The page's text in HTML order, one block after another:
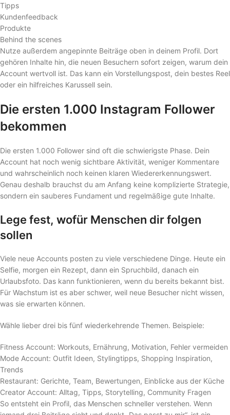
Tipps
Kundenfeedback
Produkte
Behind the scenes
Nutze außerdem angepinnte Beiträge oben in deinem Profil. Dort
gehören Inhalte hin, die neuen Besuchern sofort zeigen, warum dein
Account wertvoll ist. Das kann ein Vorstellungspost, dein bestes Reel
oder ein hilfreiches Karussell sein.
Die ersten 1.000 Instagram Follower
bekommen
Die ersten 1.000 Follower sind oft die schwierigste Phase. Dein
Account hat noch wenig sichtbare Aktivität, weniger Kommentare
und wahrscheinlich noch keinen klaren Wiedererkennungswert.
Genau deshalb brauchst du am Anfang keine komplizierte Strategie,
sondern ein sauberes Fundament und regelmäßige gute Inhalte.
Lege fest, wofür Menschen dir folgen
sollen
Viele neue Accounts posten zu viele verschiedene Dinge. Heute ein
Selfie, morgen ein Rezept, dann ein Spruchbild, danach ein
Urlaubsfoto. Das kann funktionieren, wenn du bereits bekannt bist.
Für Wachstum ist es aber schwer, weil neue Besucher nicht wissen,
was sie erwarten können.
Wähle lieber drei bis fünf wiederkehrende Themen. Beispiele:
Fitness Account: Workouts, Ernährung, Motivation, Fehler vermeiden
Mode Account: Outfit Ideen, Stylingtipps, Shopping Inspiration,
Trends
Restaurant: Gerichte, Team, Bewertungen, Einblicke aus der Küche
Creator Account: Alltag, Tipps, Storytelling, Community Fragen
So entsteht ein Profil, das Menschen schneller verstehen. Wenn